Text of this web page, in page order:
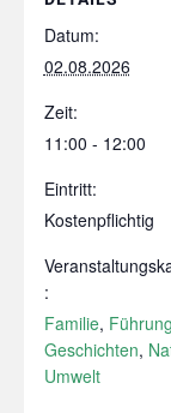
Datum:
02.08.2026
Zeit:
11:00 - 12:00
Eintritt:
Kostenpflichtig
:
Familie, Führung
Geschichten,
Umwelt